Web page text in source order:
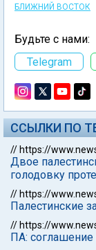
БЛИЖНИЙ ВОСТОК
Будьте с нами:
Telegram
ССЫЛКИ ПО
// https://
Двое
голодовку
// https://
Палестинские
// https://
ПА: